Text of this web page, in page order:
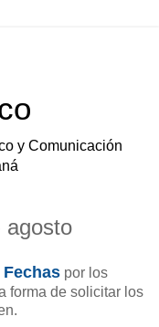
y Comunicación
agosto
por los
forma de solicitar los